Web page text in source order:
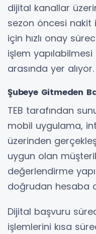
dijital kanallar
sezon öncesi nakit
için hızlı onay
işlem
arasında yer alıyor.
Şubeye Gitmeden
TEB tarafından
mobil uygulama,
üzerinden
uygun olan
değerlendirme
doğrudan hesaba
Dijital başvuru
işlemlerini kısa